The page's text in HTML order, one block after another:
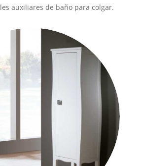
auxiliares de baño para colgar.